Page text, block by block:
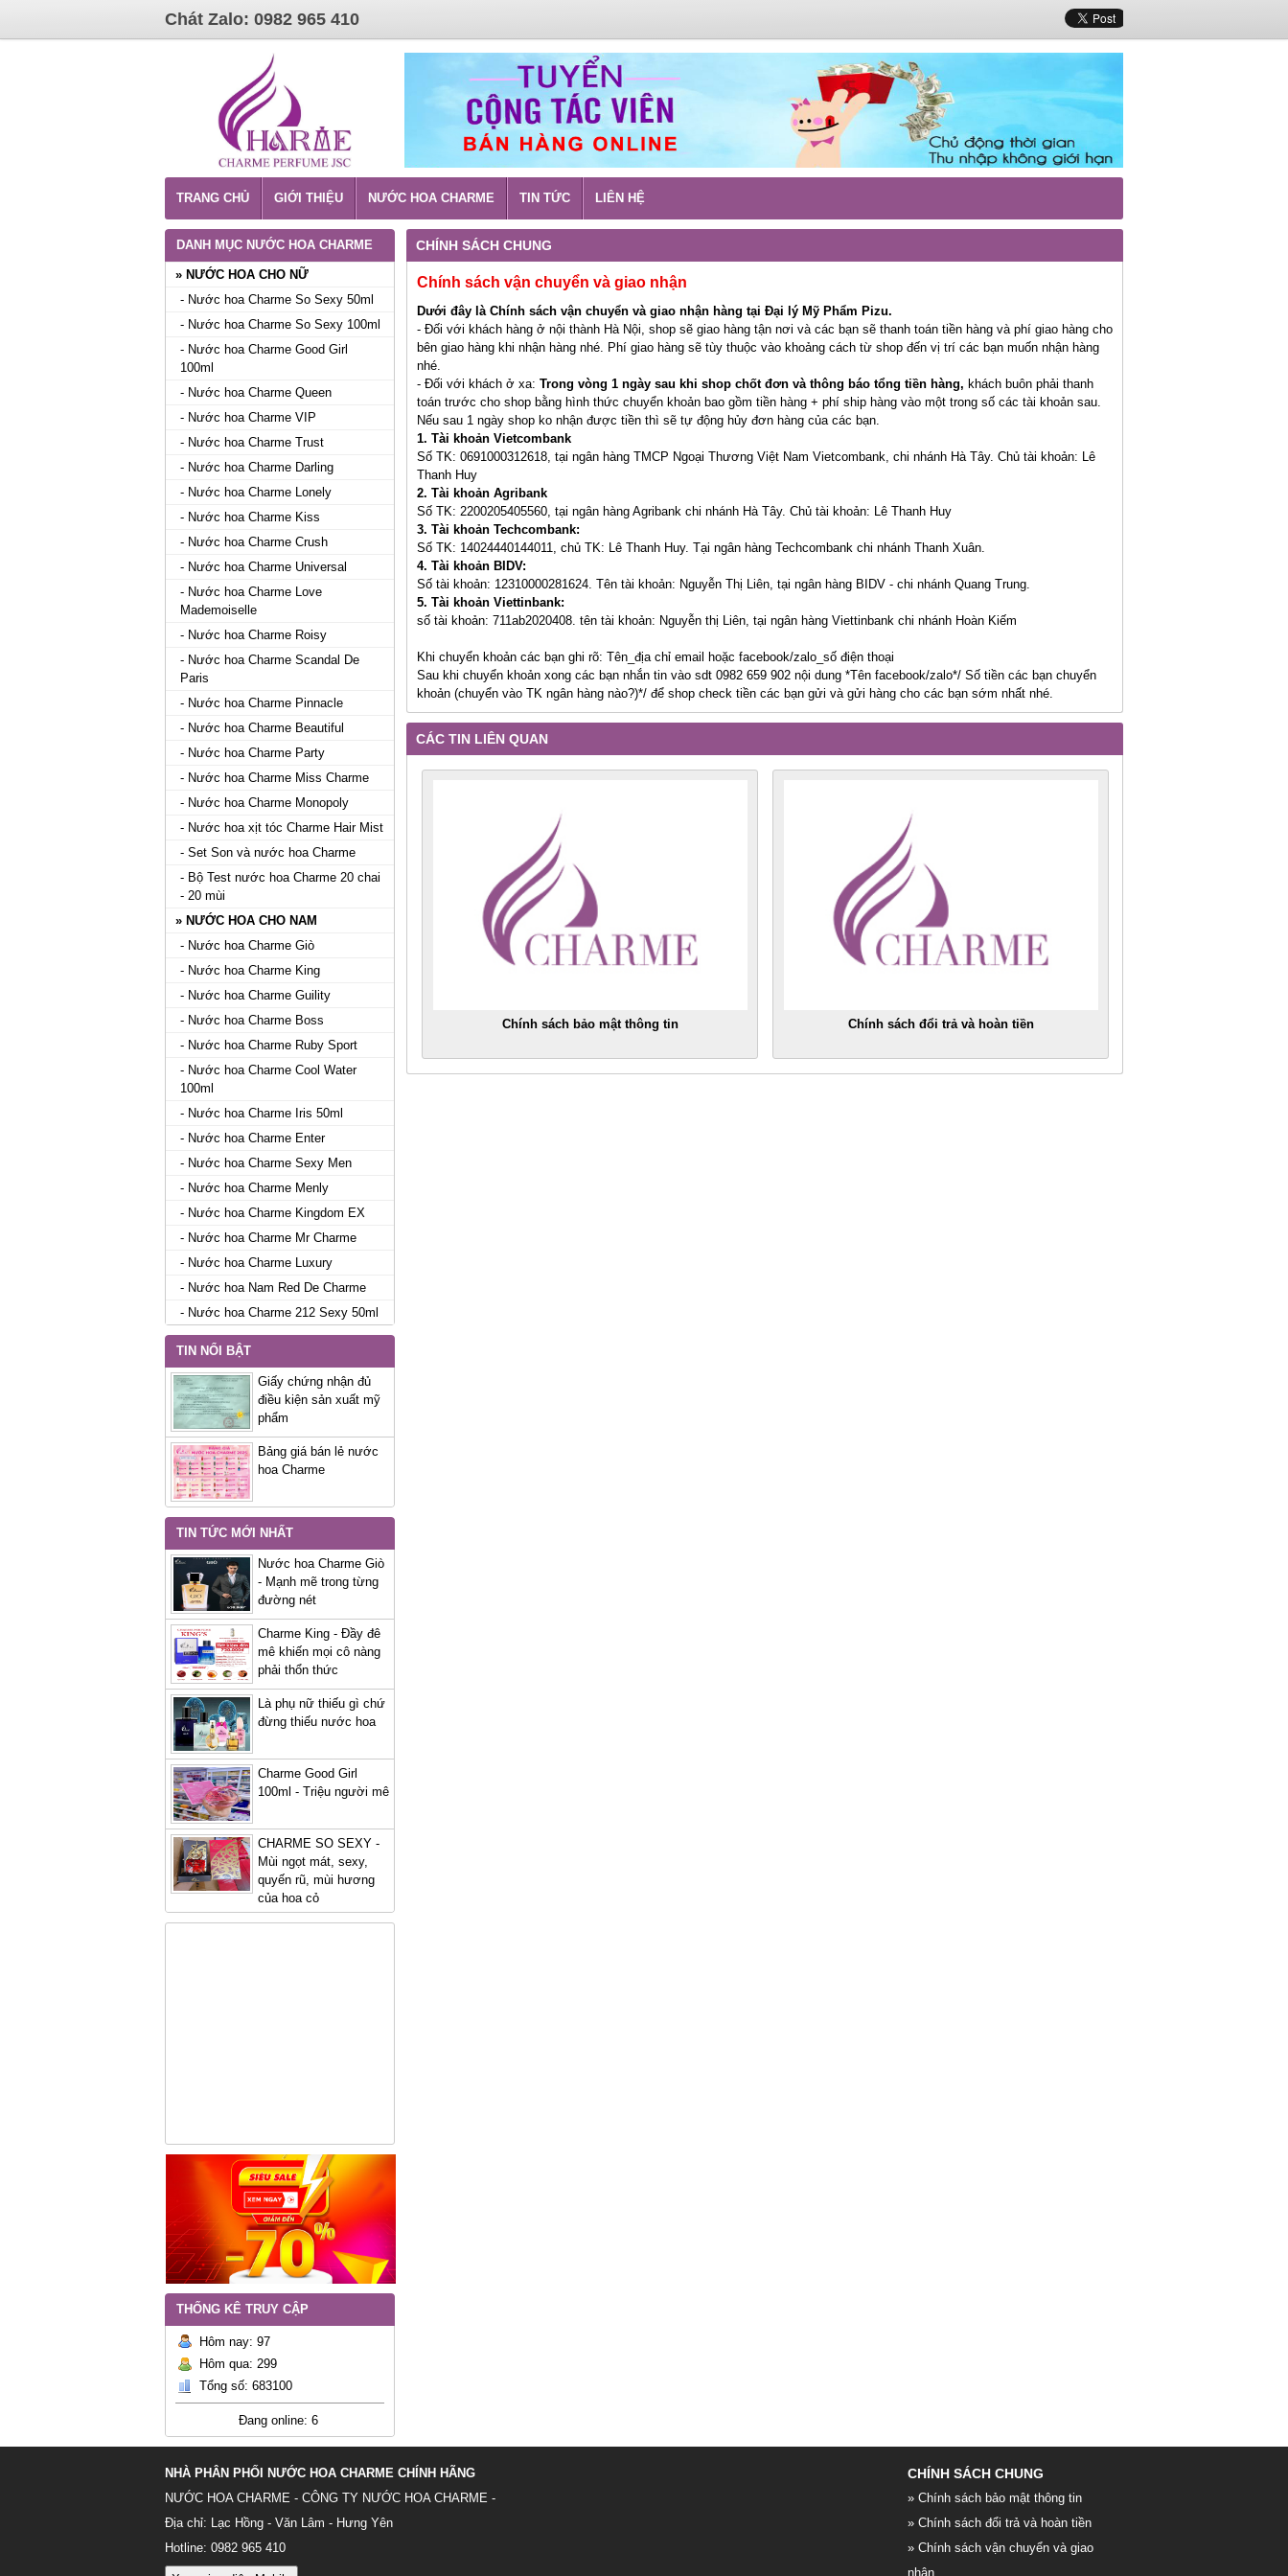
Chát Zalo: 0982 965 410
TRANG CHỦ GIỚI THIỆU NƯỚC HOA CHARME TIN TỨC LIÊN HỆ
DANH MỤC NƯỚC HOA CHARME
» NƯỚC HOA CHO NỮ
- Nước hoa Charme So Sexy 50ml
- Nước hoa Charme So Sexy 100ml
- Nước hoa Charme Good Girl
100ml
- Nước hoa Charme Queen
- Nước hoa Charme VIP
- Nước hoa Charme Trust
- Nước hoa Charme Darling
- Nước hoa Charme Lonely
- Nước hoa Charme Kiss
- Nước hoa Charme Crush
- Nước hoa Charme Universal
- Nước hoa Charme Love
Mademoiselle
- Nước hoa Charme Roisy
- Nước hoa Charme Scandal De
Paris
- Nước hoa Charme Pinnacle
- Nước hoa Charme Beautiful
- Nước hoa Charme Party
- Nước hoa Charme Miss Charme
- Nước hoa Charme Monopoly
- Nước hoa xịt tóc Charme Hair Mist
- Set Son và nước hoa Charme
- Bộ Test nước hoa Charme 20 chai
- 20 mùi
» NƯỚC HOA CHO NAM
- Nước hoa Charme Giò
- Nước hoa Charme King
- Nước hoa Charme Guility
- Nước hoa Charme Boss
- Nước hoa Charme Ruby Sport
- Nước hoa Charme Cool Water
100ml
- Nước hoa Charme Iris 50ml
- Nước hoa Charme Enter
- Nước hoa Charme Sexy Men
- Nước hoa Charme Menly
- Nước hoa Charme Kingdom EX
- Nước hoa Charme Mr Charme
- Nước hoa Charme Luxury
- Nước hoa Nam Red De Charme
- Nước hoa Charme 212 Sexy 50ml
TIN NỔI BẬT
Giấy chứng nhận đủ
điều kiện sản xuất mỹ
phẩm
Bảng giá bán lẻ nước
hoa Charme
TIN TỨC MỚI NHẤT
Nước hoa Charme Giò
- Mạnh mẽ trong từng
đường nét
Charme King - Đầy đê
mê khiến mọi cô nàng
phải thổn thức
Là phụ nữ thiếu gì chứ
đừng thiếu nước hoa
Charme Good Girl
100ml - Triệu người mê
CHARME SO SEXY -
Mùi ngọt mát, sexy,
quyến rũ, mùi hương
của hoa cỏ
THỐNG KÊ TRUY CẬP
Hôm nay: 97
Hôm qua: 299
Tổng số: 683100
Đang online: 6
CHÍNH SÁCH CHUNG
Chính sách vận chuyển và giao nhận
Dưới đây là Chính sách vận chuyển và giao nhận hàng tại Đại lý Mỹ Phẩm Pizu.
- Đối với khách hàng ở nội thành Hà Nội, shop sẽ giao hàng tận nơi và các bạn sẽ thanh toán tiền hàng và phí giao hàng cho
bên giao hàng khi nhận hàng nhé. Phí giao hàng sẽ tùy thuộc vào khoảng cách từ shop đến vị trí các bạn muốn nhận hàng
nhé.
- Đối với khách ở xa: Trong vòng 1 ngày sau khi shop chốt đơn và thông báo tổng tiền hàng, khách buôn phải thanh
toán trước cho shop bằng hình thức chuyển khoản bao gồm tiền hàng + phí ship hàng vào một trong số các tài khoản sau.
Nếu sau 1 ngày shop ko nhận được tiền thì sẽ tự động hủy đơn hàng của các bạn.
1. Tài khoản Vietcombank
Số TK: 0691000312618, tại ngân hàng TMCP Ngoại Thương Việt Nam Vietcombank, chi nhánh Hà Tây. Chủ tài khoản: Lê
Thanh Huy
2. Tài khoản Agribank
Số TK: 2200205405560, tại ngân hàng Agribank chi nhánh Hà Tây. Chủ tài khoản: Lê Thanh Huy
3. Tài khoản Techcombank:
Số TK: 14024440144011, chủ TK: Lê Thanh Huy. Tại ngân hàng Techcombank chi nhánh Thanh Xuân.
4. Tài khoản BIDV:
Số tài khoản: 12310000281624. Tên tài khoản: Nguyễn Thị Liên, tại ngân hàng BIDV - chi nhánh Quang Trung.
5. Tài khoản Viettinbank:
số tài khoản: 711ab2020408. tên tài khoản: Nguyễn thị Liên, tại ngân hàng Viettinbank chi nhánh Hoàn Kiếm
Khi chuyển khoản các bạn ghi rõ: Tên_địa chỉ email hoặc facebook/zalo_số điện thoại
Sau khi chuyển khoản xong các bạn nhắn tin vào sdt 0982 659 902 nội dung *Tên facebook/zalo*/ Số tiền các bạn chuyển
khoản (chuyển vào TK ngân hàng nào?)*/ để shop check tiền các bạn gửi và gửi hàng cho các bạn sớm nhất nhé.
CÁC TIN LIÊN QUAN
Chính sách bảo mật thông tin Chính sách đổi trả và hoàn tiền
NHÀ PHÂN PHỐI NƯỚC HOA CHARME CHÍNH HÃNG
NƯỚC HOA CHARME - CÔNG TY NƯỚC HOA CHARME -
Địa chỉ: Lạc Hồng - Văn Lâm - Hưng Yên
Hotline: 0982 965 410
CHÍNH SÁCH CHUNG
» Chính sách bảo mật thông tin
» Chính sách đổi trả và hoàn tiền
» Chính sách vận chuyển và giao
nhận